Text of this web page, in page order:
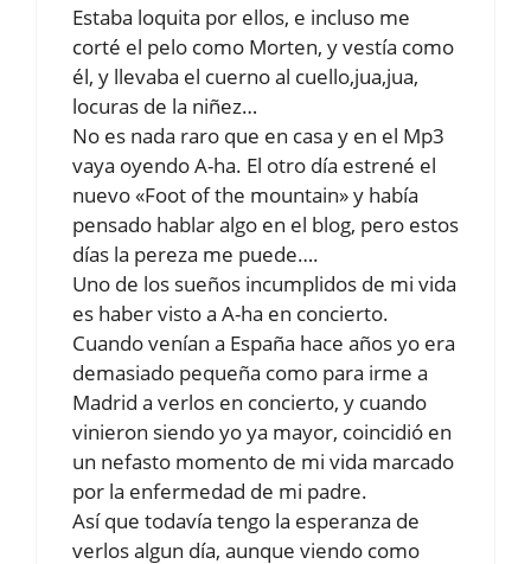
Estaba loquita por ellos, e incluso me
corté el pelo como Morten, y vestía como
él, y llevaba el cuerno al cuello,jua,jua,
locuras de la niñez…
No es nada raro que en casa y en el Mp3
vaya oyendo A-ha. El otro día estrené el
nuevo «Foot of the mountain» y había
pensado hablar algo en el blog, pero estos
días la pereza me puede….
Uno de los sueños incumplidos de mi vida
es haber visto a A-ha en concierto.
Cuando venían a España hace años yo era
demasiado pequeña como para irme a
Madrid a verlos en concierto, y cuando
vinieron siendo yo ya mayor, coincidió en
un nefasto momento de mi vida marcado
por la enfermedad de mi padre.
Así que todavía tengo la esperanza de
verlos algun día, aunque viendo como